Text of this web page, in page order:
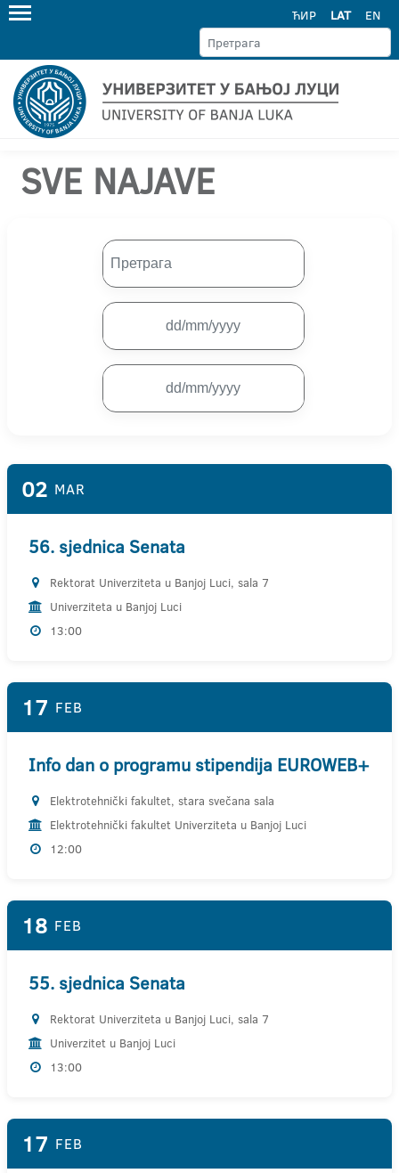
ЋИР LAT EN
SVE NAJAVE
02 MAR
56. sjednica Senata
Rektorat Univerziteta u Banjoj Luci, sala 7
Univerziteta u Banjoj Luci
13:00
17 FEB
Info dan o programu stipendija EUROWEB+
Elektrotehnički fakultet, stara svečana sala
Elektrotehnički fakultet Univerziteta u Banjoj Luci
12:00
18 FEB
55. sjednica Senata
Rektorat Univerziteta u Banjoj Luci, sala 7
Univerzitet u Banjoj Luci
13:00
17 FEB